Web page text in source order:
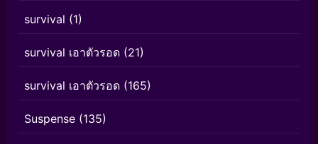
survival (1)
survival เอาตัวรอด (21)
survival เอาตัวรอด (165)
Suspense (135)